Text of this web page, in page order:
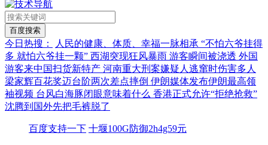
今日热搜： 人民的健康、体质、幸福一脉相承 “不怕六爷挂得
多 就怕六爷挂一颗” 西湖突现狂风暴雨 游客瞬间被浇透 外国
游客来中国扫货新特产 河南重大刑案嫌疑人逃窜时伤害多人
梁家辉百花奖迈台阶两次差点摔倒 伊朗媒体发布伊朗最高领
袖视频 台风白海豚闭眼意味着什么 香港正式允许“拒绝抢救”
沈腾到国外先把毛裤脱了
百度支持一下 十堰100G防御2h4g59元